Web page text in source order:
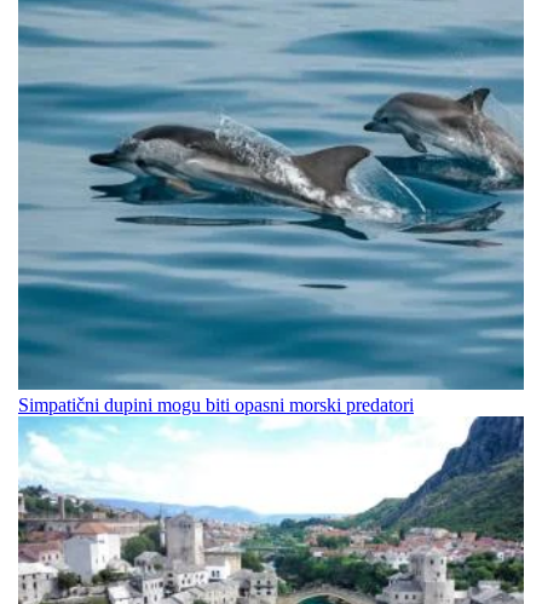
Simpatični dupini mogu biti opasni morski predatori